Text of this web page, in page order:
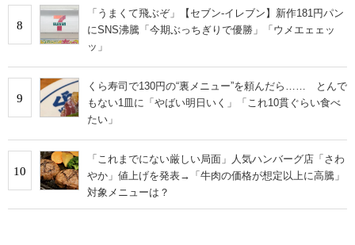
8
「うまくて飛ぶぞ」【セブン‐イレブン】新作181円パン
にSNS沸騰「今期ぶっちぎりで優勝」「ウメエェェッ
ッ」
9
くら寿司で130円の“裏メニュー”を頼んだら…… とんで
もない1皿に「やばい明日いく」「これ10貫ぐらい食べ
たい」
10
「これまでにない厳しい局面」人気ハンバーグ店「さわ
やか」値上げを発表→「牛肉の価格が想定以上に高騰」
対象メニューは？